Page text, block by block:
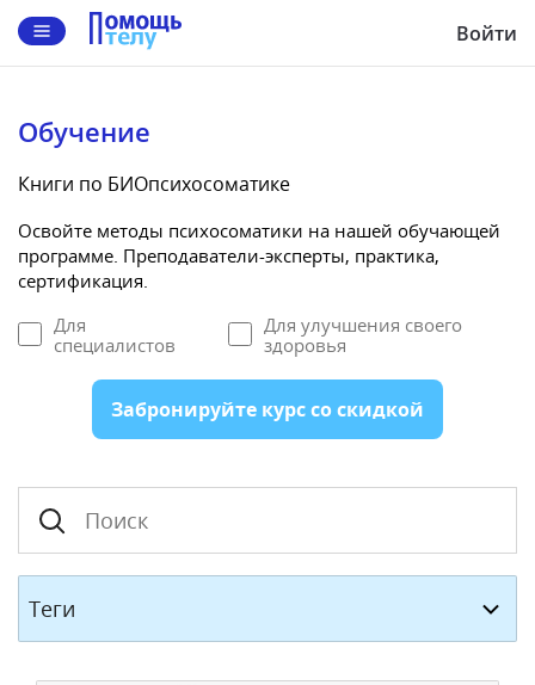
Войти
Обучение
Книги по БИОпсихосоматике
Освойте методы психосоматики на нашей обучающей
программе. Преподаватели-эксперты, практика,
сертификация.
Для
специалистов
Для улучшения своего
здоровья
Забронируйте курс со скидкой
Теги